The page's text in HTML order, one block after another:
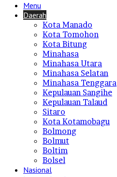
Menu
Daerah
Kota Manado
Kota Tomohon
Kota Bitung
Minahasa
Minahasa Utara
Minahasa Selatan
Minahasa Tenggara
Kepulauan Sangihe
Kepulauan Talaud
Sitaro
Kota Kotamobagu
Bolmong
Bolmut
Boltim
Bolsel
Nasional